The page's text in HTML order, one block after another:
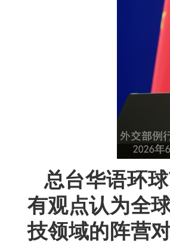
总台华语环
有观点认为全
技领域的阵营